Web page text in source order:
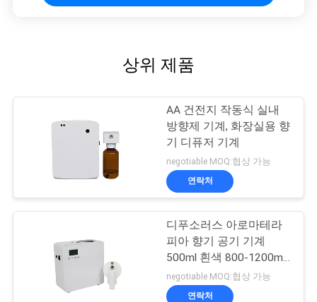
상위 제품
AA 건전지 작동식 실내
방향제 기계, 화장실용 향
기 디퓨저 기계
negotiable MOQ:협상 가능
연락처
디푸소러스 아로마테라
피아 향기 공기 기계
500ml 흰색 800-1200m3
향기 커버
negotiable MOQ:협상 가능
연락처